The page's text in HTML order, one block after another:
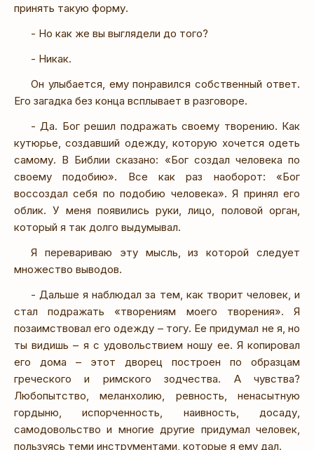
принять такую форму.
- Но как же вы выглядели до того?
- Никак.
Он улыбается, ему понравился собственный ответ.
Его загадка без конца всплывает в разговоре.
- Да. Бог решил подражать своему творению. Как
кутюрье, создавший одежду, которую хочется одеть
самому. В Библии сказано: «Бог создал человека по
своему подобию». Все как раз наоборот: «Бог
воссоздал себя по подобию человека». Я принял его
облик. У меня появились руки, лицо, половой орган,
который я так долго выдумывал.
Я перевариваю эту мысль, из которой следует
множество выводов.
- Дальше я наблюдал за тем, как творит человек, и
стал подражать «творениям моего творения». Я
позаимствовал его одежду – тогу. Ее придумал не я, но
ты видишь – я с удовольствием ношу ее. Я копировал
его дома – этот дворец построен по образцам
греческого и римского зодчества. А чувства?
Любопытство, меланхолию, ревность, ненасытную
гордыню, испорченность, наивность, досаду,
самодовольство и многие другие придумал человек,
пользуясь теми инструментами, которые я ему дал.